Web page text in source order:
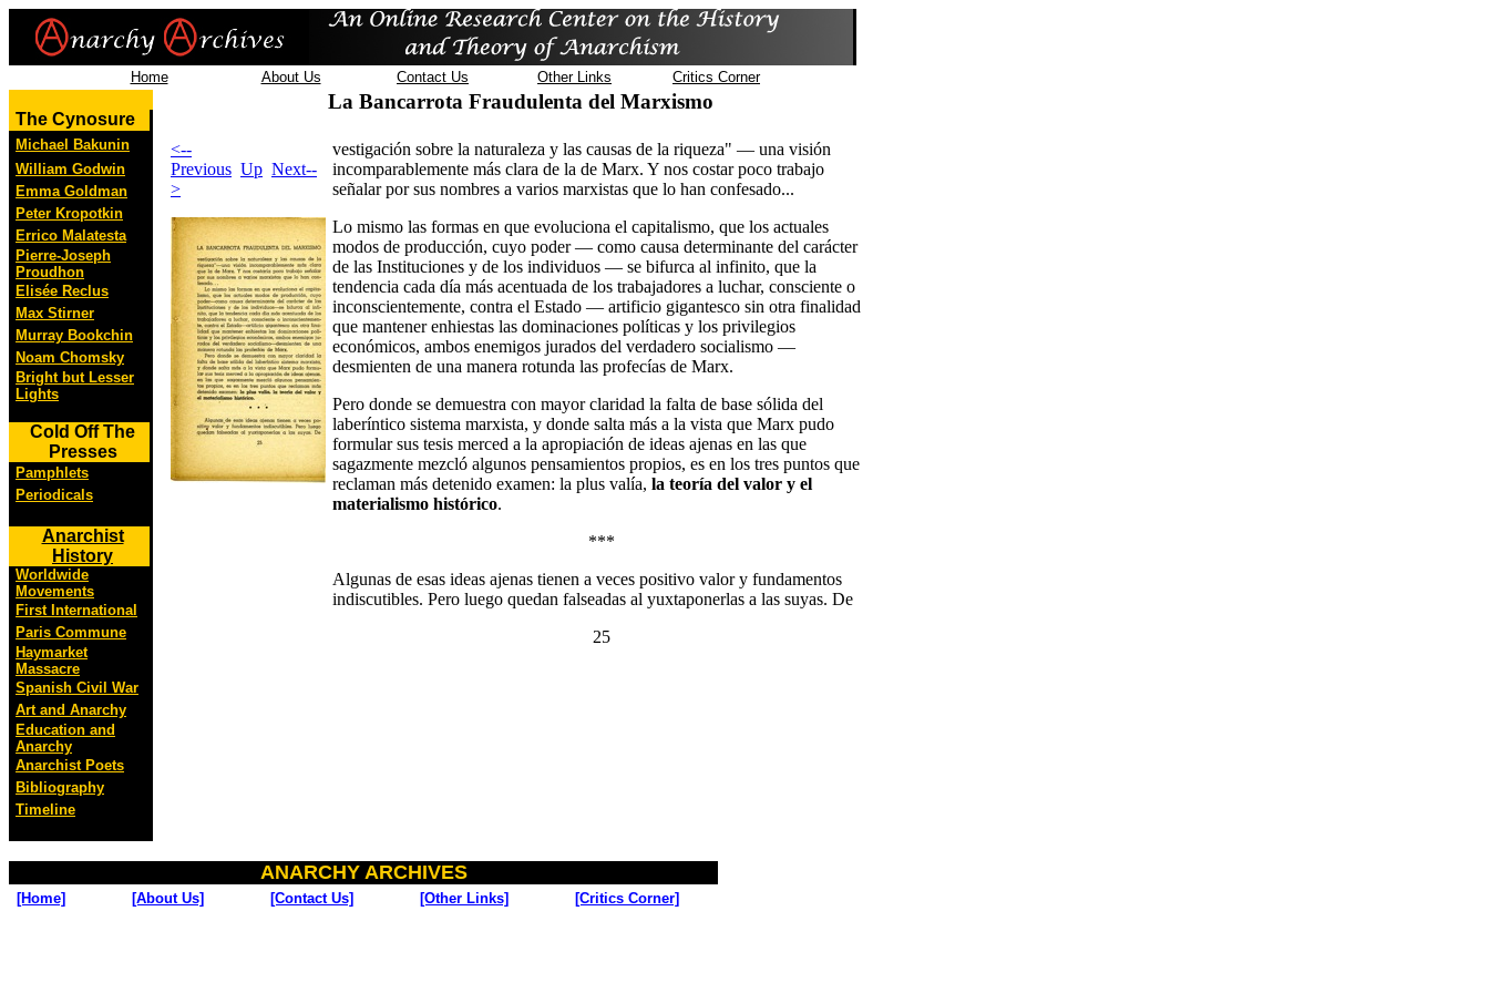
Home About Us Contact Us Other Links Critics Corner
The Cynosure
Michael Bakunin
William Godwin
Emma Goldman
Peter Kropotkin
Errico Malatesta
Pierre-Joseph
Proudhon
Elisée Reclus
Max Stirner
Murray Bookchin
Noam Chomsky
Bright but Lesser
Lights
Cold Off The
Presses
Pamphlets
Periodicals
Anarchist
History
Worldwide
Movements
First International
Paris Commune
Haymarket
Massacre
Spanish Civil War
Art and Anarchy
Education and
Anarchy
Anarchist Poets
Bibliography
Timeline
La Bancarrota Fraudulenta del Marxismo
<--
Previous Up Next--
>
vestigación sobre la naturaleza y las causas de la riqueza" — una visión
incomparablemente más clara de la de Marx. Y nos costar poco trabajo
señalar por sus nombres a varios marxistas que lo han confesado...
Lo mismo las formas en que evoluciona el capitalismo, que los actuales
modos de producción, cuyo poder — como causa determinante del carácter
de las Instituciones y de los individuos — se bifurca al infinito, que la
tendencia cada día más acentuada de los trabajadores a luchar, consciente o
inconscientemente, contra el Estado — artificio gigantesco sin otra finalidad
que mantener enhiestas las dominaciones políticas y los privilegios
económicos, ambos enemigos jurados del verdadero socialismo —
desmienten de una manera rotunda las profecías de Marx.
Pero donde se demuestra con mayor claridad la falta de base sólida del
laberíntico sistema marxista, y donde salta más a la vista que Marx pudo
formular sus tesis merced a la apropiación de ideas ajenas en las que
sagazmente mezcló algunos pensamientos propios, es en los tres puntos que
reclaman más detenido examen: la plus valía, la teoría del valor y el
materialismo histórico.
***
Algunas de esas ideas ajenas tienen a veces positivo valor y fundamentos
indiscutibles. Pero luego quedan falseadas al yuxtaponerlas a las suyas. De
25
ANARCHY ARCHIVES
[Home] [About Us] [Contact Us] [Other Links] [Critics Corner]